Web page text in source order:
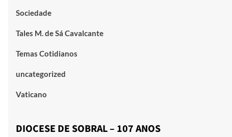
Sociedade
Tales M. de Sá Cavalcante
Temas Cotidianos
uncategorized
Vaticano
DIOCESE DE SOBRAL – 107 ANOS